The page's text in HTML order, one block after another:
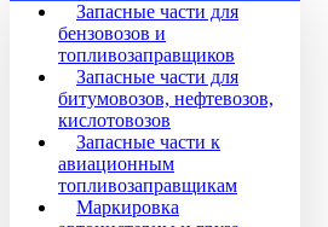
Запасные части для
бензовозов и
топливозаправщиков
Запасные части для
битумовозов, нефтевозов,
кислотовозов
Запасные части к
авиационным
топливозаправщикам
Маркировка